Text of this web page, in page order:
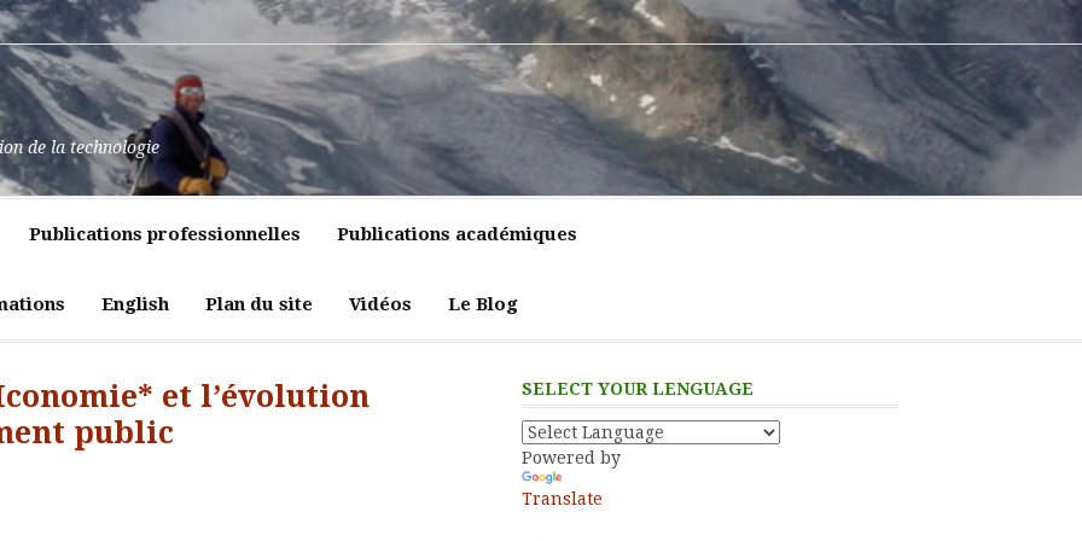
de la technologie
Publications professionnelles Publications académiques
English Plan du site Vidéos Le Blog
et l’évolution
public
SELECT YOUR LENGUAGE
Powered by
Translate